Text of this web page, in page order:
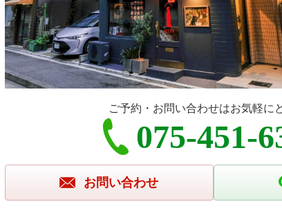
ご予約・お問い合わせはお気軽に
075-451-
お問い合わせ